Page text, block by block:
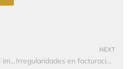
Consideraciones frente al impuesto de timbre
NEXT
Irregularidades en facturación electrónica: Dian ha cerrado 21 locales en Bogotá